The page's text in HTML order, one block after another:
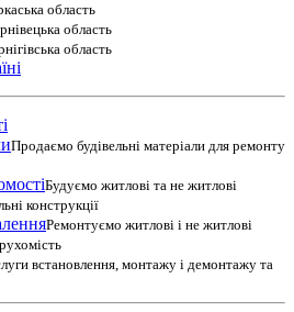
область
область
область
Продаємо будівельні матеріали для ремонту
Будуємо житлові та не житлові
конструкції
Ремонтуємо житлові і не житлові
встановлення, монтажу і демонтажу та